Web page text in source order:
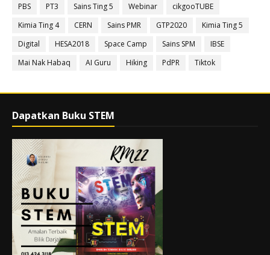
PBS
PT3 Sains Ting 5 Webinar
cikgooTUBE
Kimia Ting 4
CERN Sains PMR GTP2020
Kimia Ting 5
Digital
HESA2018 Space Camp Sains SPM
IBSE
Mai Nak Habaq
AI Guru Hiking PdPR Tiktok
Dapatkan Buku STEM